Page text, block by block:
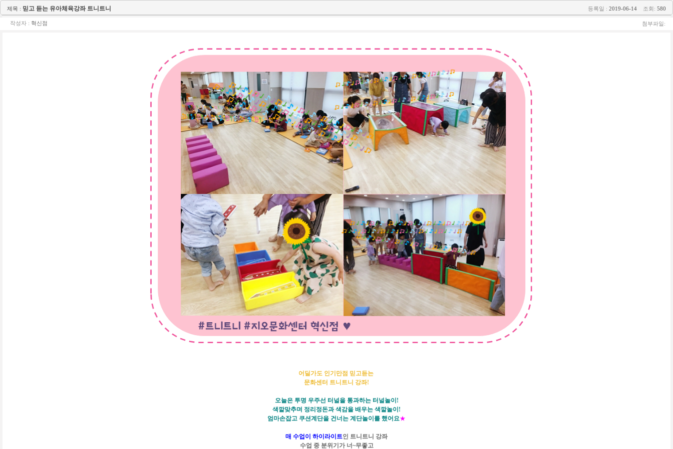
제목 : 믿고 듣는 유아체육강좌 트니트니 등록일 : 2019-06-14 조회: 580
작성자 : 혁신점 첨부파일:
어딜가도 인기만점 믿고듣는
문화센터 트니트니 강좌!
오늘은 투명 우주선 터널을 통과하는 터널놀이!
색깔맞추며 정리정돈과 색감을 배우는 색깔놀이!
엄마손잡고 쿠션계단을 건너는 계단놀이를 했어요★
매 수업이 하이라이트인 트니트니 강좌
수업 중 분위기가 너~무좋고